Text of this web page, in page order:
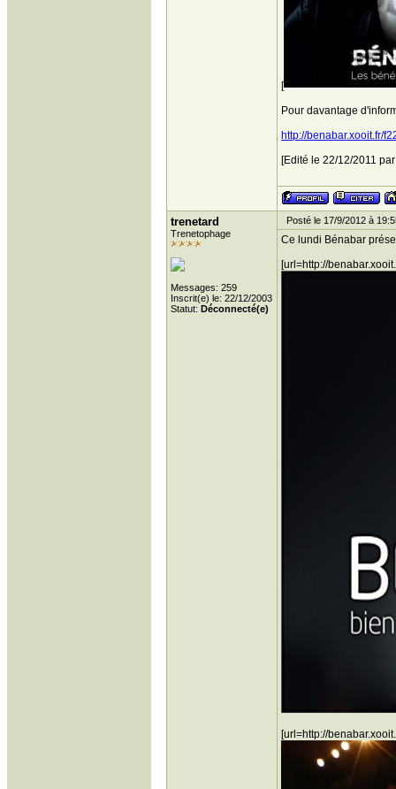
[
Pour davantage
http://benabar.xooit.fr/
[Edité le 22/12/2011
trenetard
Trenetophage
Messages: 259
Inscrit(e) le: 22/12/2003
Statut: Déconnecté(e)
Posté le 17/9/2012 à
Ce lundi Bénabar
[url=http://
[url=http://